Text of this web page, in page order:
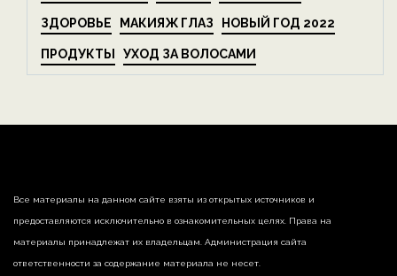
ЗДОРОВЬЕ МАКИЯЖ ГЛАЗ НОВЫЙ ГОД 2022
ПРОДУКТЫ УХОД ЗА ВОЛОСАМИ
Все материалы на данном сайте взяты из открытых источников и
предоставляются исключительно в ознакомительных целях. Права на
материалы принадлежат их владельцам. Администрация сайта
ответственности за содержание материала не несет.